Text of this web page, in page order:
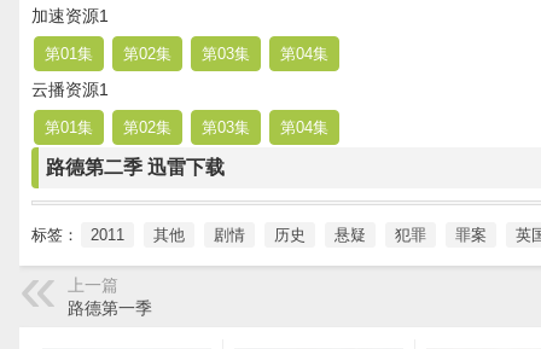
加速资源1
第01集 第02集 第03集 第04集
云播资源1
第01集 第02集 第03集 第04集
路德第二季 迅雷下载
标签： 2011 其他 剧情 历史 悬疑 犯罪 罪案 英
上一篇
路德第一季